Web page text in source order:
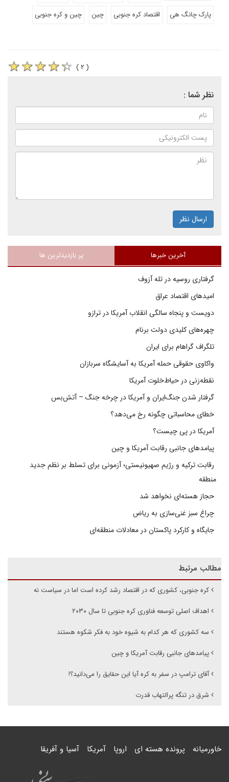
پارک چانگ هی
اقتصاد کره جنوبی چین چین و کره جنوبی
( ۲ )
نظر شما :
ارسال نظر
آخرین خبرها پر بازدیدترین ها
گرفتاری روسیه در تله آزوف
امیدهای اقتصاد عراق
دویست و پنجاه سالگی انقلاب آمریکا در ترازو
چهره‌های کلیدی دولت برنام
تلگراف گراهام برای ایران
واکاوی حقوقی حمله آمریکا به آسایشگاه سربازان
نقطه‌زنی در حیاط‌خلوت آمریکا
گرفتار شدن جنگ‌ایران و آمریکا در چرخه جنگ – آتش‌بس
خطای محاسباتی چگونه رخ می‌دهد؟
آمریکا در پی چیست؟
پیامدهای جانبی رقابت آمریکا و چین
رقابت ترکیه و رژیم صهیونیستی؛ آزمونی برای تسلط بر نظم جدید
منطقه
حجاز هسته‌ای نخواهد شد
چراغ سبز غنی‌سازی به ریاض
جایگاه و کارکرد پاکستان در معادلات منطقه‌ای
مطالب مرتبط
کره جنوبی، کشوری که در اقتصاد رشد کرده است اما در سیاست نه
اهداف اصلی توسعه فناوری کره جنوبی تا سال ۲۰۳۰
سه کشوری که هر کدام به شیوه خود به فکر شکوه هستند
پیامدهای جانبی رقابت آمریکا و چین
آقای ترامپ در سفر به کره آیا این حقایق را می‌دانید؟!
شرق در تنگه پرالتهاب قدرت
خاورمیانه پرونده هسته ای اروپا آمریکا آسیا و آفریقا